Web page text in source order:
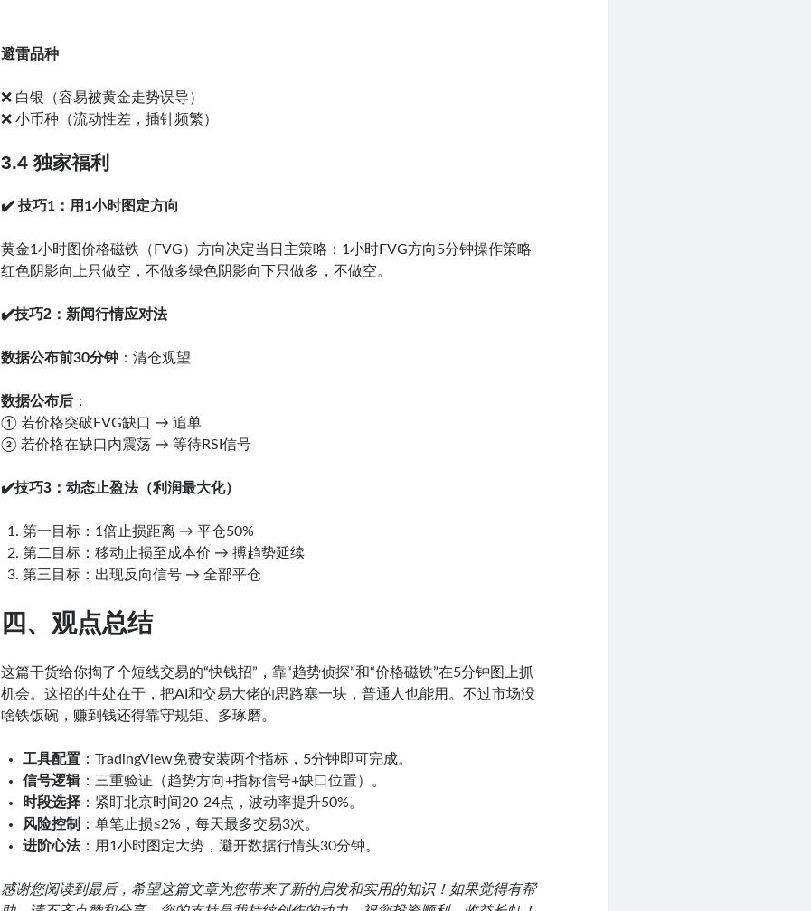
避雷品种
❌ 白银（容易被黄金走势误导）
❌ 小币种（流动性差，插针频繁）
3.4 独家福利
✔️ 技巧1：用1小时图定方向
黄金1小时图价格磁铁（FVG）方向决定当日主策略：1小时FVG方向5分钟操作策略
红色阴影向上只做空，不做多绿色阴影向下只做多，不做空。
✔️技巧2：新闻行情应对法
数据公布前30分钟 ：清仓观望
数据公布后 ：
① 若价格突破FVG缺口 → 追单
② 若价格在缺口内震荡 → 等待RSI信号
✔️技巧3：动态止盈法（利润最大化）
第一目标：1倍止损距离 → 平仓50%
第二目标：移动止损至成本价 → 搏趋势延续
第三目标：出现反向信号 → 全部平仓
四、观点总结
这篇干货给你掏了个短线交易的“快钱招”，靠“趋势侦探”和“价格磁铁”在5分钟图上抓
机会。这招的牛处在于，把AI和交易大佬的思路塞一块，普通人也能用。不过市场没
啥铁饭碗，赚到钱还得靠守规矩、多琢磨。
工具配置 ：TradingView免费安装两个指标，5分钟即可完成。
信号逻辑：三重验证（趋势方向+指标信号+缺口位置）。
时段选择 ：紧盯北京时间20-24点，波动率提升50%。
风险控制
：单笔止损≤2%，每天最多交易3次。
进阶心法：用1小时图定大势，避开数据行情头30分钟。
感谢您阅读到最后，希望这篇文章为您带来了新的启发和实用的知识！如果觉得有帮